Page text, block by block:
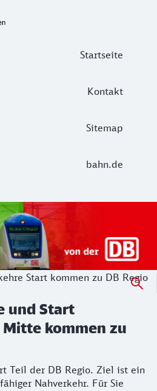
Startseite
Kontakt
Sitemap
bahn.de
Start
Teil der DB Regio. Ziel ist ein
Start kommen zu DB Regio
und Start
kommen zu
Teil der DB Regio. Ziel ist ein
Nahverkehr. Für Sie